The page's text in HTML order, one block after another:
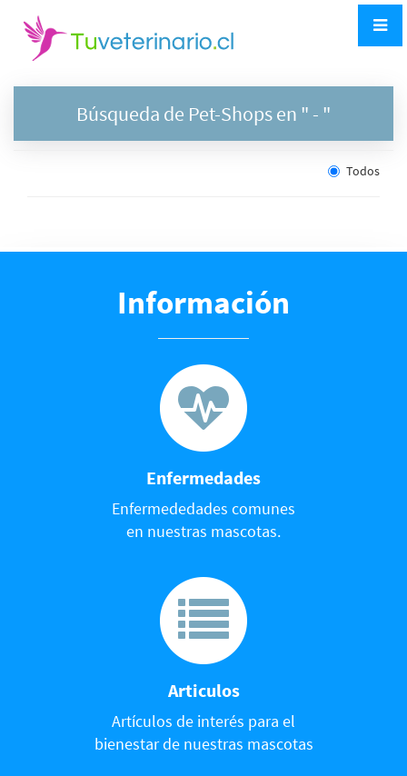
Búsqueda de Pet-Shops en " - "
Todos
Información
Enfermedades
Enfermededades comunes
en nuestras mascotas.
Articulos
Artículos de interés para el
bienestar de nuestras mascotas